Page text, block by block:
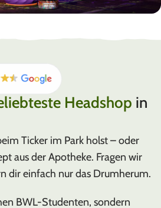
Headshop in
Ticker im Park holst – oder
aus der Apotheke. Fragen wir
dir einfach nur das Drumherum.
BWL-Studenten, sondern